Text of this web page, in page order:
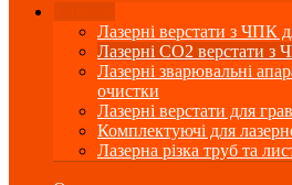
Лазерні верстати з ЧПК
Лазерні СО2 верстати з
Лазерні зварювальні
очистки
Лазерні верстати для
Комплектуючі для
Лазерна різка труб та